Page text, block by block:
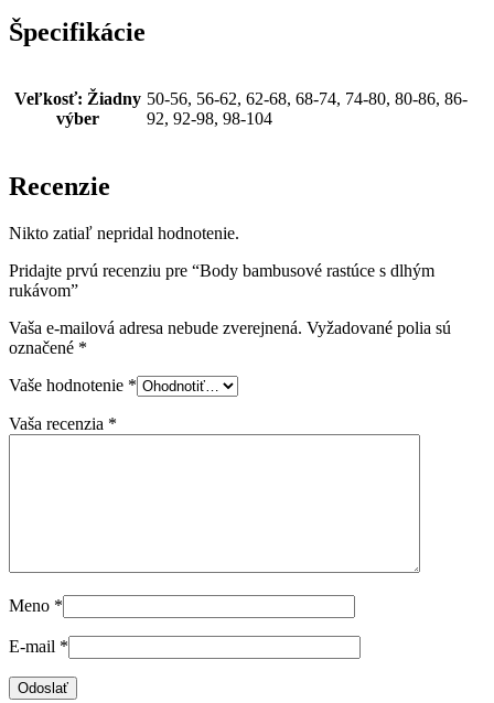
Špecifikácie
Veľkosť: Žiadny
výber
50-56, 56-62, 62-68, 68-74, 74-80, 80-86, 86-
92, 92-98, 98-104
Recenzie
Nikto zatiaľ nepridal hodnotenie.
Pridajte prvú recenziu pre “Body bambusové rastúce s dlhým
rukávom”
Vaša e-mailová adresa nebude zverejnená. Vyžadované polia sú
označené *
Vaše hodnotenie *
Vaša recenzia *
Meno *
E-mail *